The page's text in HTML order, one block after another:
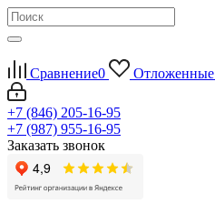
Сравнение0 Отложенные
+7 (846) 205-16-95
+7 (987) 955-16-95
Заказать звонок